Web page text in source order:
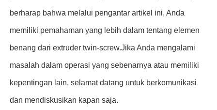
berharap bahwa melalui pengantar artikel ini, Anda
memiliki pemahaman yang lebih dalam tentang elemen
benang dari extruder twin-screw.Jika Anda mengalami
masalah dalam operasi yang sebenarnya atau memiliki
kepentingan lain, selamat datang untuk berkomunikasi
dan mendiskusikan kapan saja.